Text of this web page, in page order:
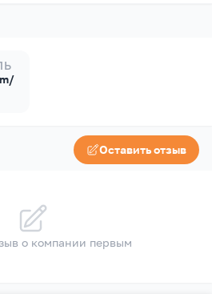
Оставить отзыв
о компании первым